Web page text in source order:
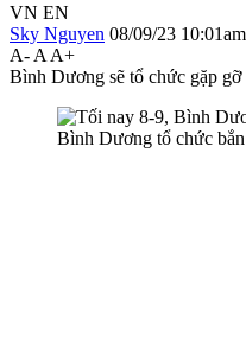
VN EN
Sky Nguyen 08/09/23 10:01am
A- A A+
Bình Dương sẽ tổ chức gặp
Bình Dương tổ chức